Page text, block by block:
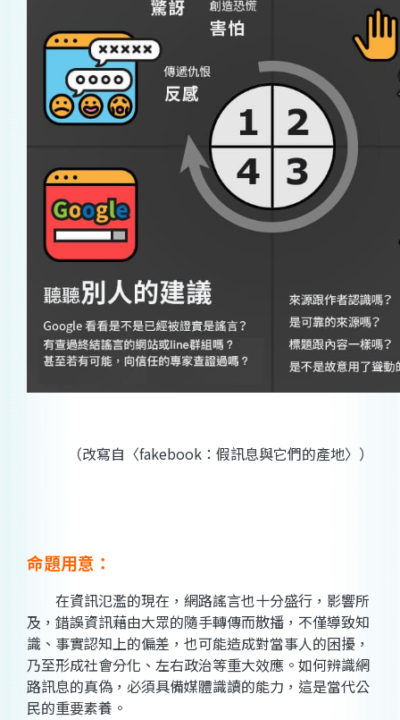
（改寫自〈fakebook：假訊息與它們的產地〉）
命題用意：
在資訊氾濫的現在，網路謠言也十分盛行，影響所
及，錯誤資訊藉由大眾的隨手轉傳而散播，不僅導致知
識、事實認知上的偏差，也可能造成對當事人的困擾，
乃至形成社會分化、左右政治等重大效應。如何辨識網
路訊息的真偽，必須具備媒體識讀的能力，這是當代公
民的重要素養。